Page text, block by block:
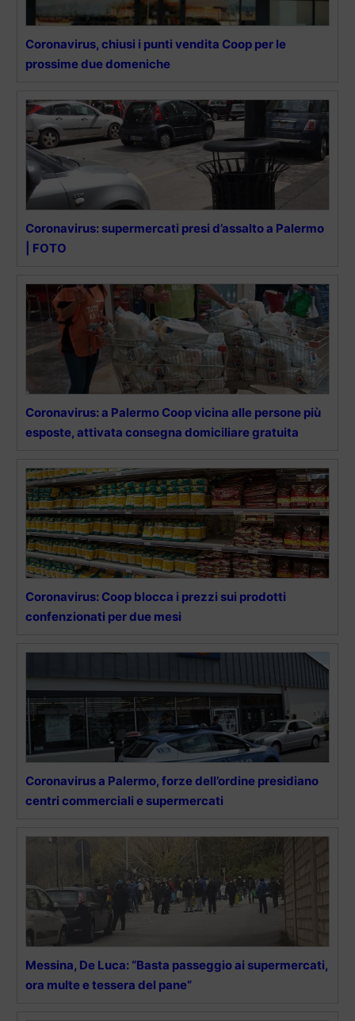
Coronavirus, chiusi i punti vendita Coop per le
prossime due domeniche
Coronavirus: supermercati presi d’assalto a Palermo
| FOTO
Coronavirus: a Palermo Coop vicina alle persone più
esposte, attivata consegna domiciliare gratuita
Coronavirus: Coop blocca i prezzi sui prodotti
confenzionati per due mesi
Coronavirus a Palermo, forze dell’ordine presidiano
centri commerciali e supermercati
Messina, De Luca: “Basta passeggio ai supermercati,
ora multe e tessera del pane”